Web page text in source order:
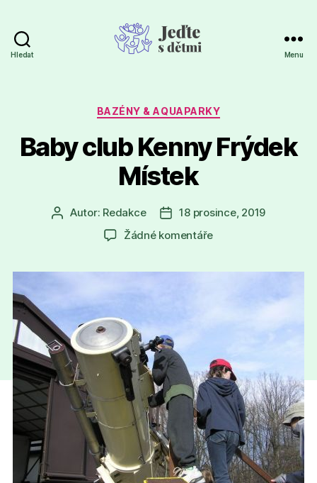
Hledat Menu
Rubriky
BAZÉNY & AQUAPARKY
Baby club Kenny Frýdek
Místek
Autor
příspěvku
Autor: Redakce
Datum
příspěvku
18 prosince, 2019
Žádné komentářeu
Místek